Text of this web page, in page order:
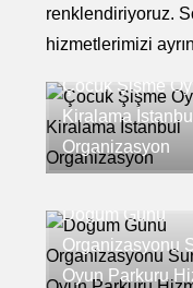
renklendiriyoruz.
hizmetlerimizi
Çocuk Şişme
Kiralama İstanbul
Organizasyon
Doğum Günü
Organizasyonu
Oyun Parkuru